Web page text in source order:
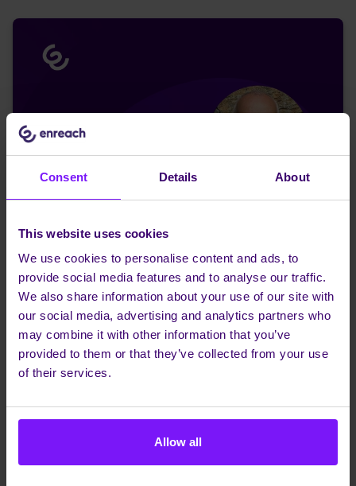
Consent Details About
This website uses cookies
We use cookies to personalise content and ads, to
provide social media features and to analyse our traffic.
We also share information about your use of our site with
our social media, advertising and analytics partners who
may combine it with other information that you’ve
provided to them or that they’ve collected from your use
of their services.
Allow all
Groei verandert internet van kostenpost in
fundament